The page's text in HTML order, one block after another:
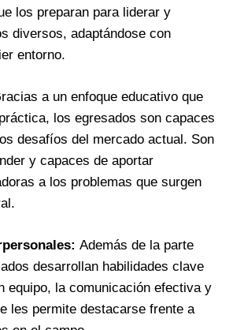
los preparan para liderar y
diversos, adaptándose con
entorno.
a un enfoque educativo que
los egresados son capaces
desafíos del mercado actual. Son
y capaces de aportar
a los problemas que surgen
Además de la parte
desarrollan habilidades clave
equipo, la comunicación efectiva y
les permite destacarse frente a